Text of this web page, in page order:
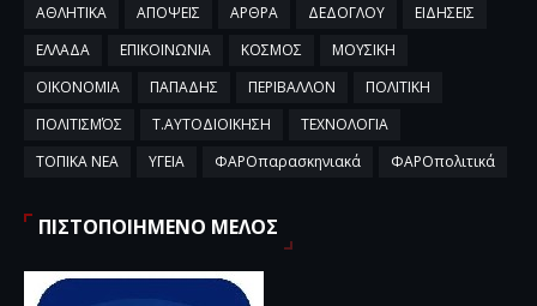
ΑΘΛΗΤΙΚΑ ΑΠΟΨΕΙΣ ΑΡΘΡΑ ΔΕΔΟΓΛΟΥ
ΕΙΔΗΣΕΙΣ
ΕΛΛΑΔΑ
ΕΠΙΚΟΙΝΩΝΙΑ ΚΟΣΜΟΣ
ΜΟΥΣΙΚΗ
ΟΙΚΟΝΟΜΙΑ
ΠΑΠΑΔΗΣ ΠΕΡΙΒΑΛΛΟΝ
ΠΟΛΙΤΙΚΗ
ΠΟΛΙΤΙΣΜΌΣ
Τ.ΑΥΤΟΔΙΟΙΚΗΣΗ
ΤΕΧΝΟΛΟΓΙΑ
ΤΟΠΙΚΑ ΝΕΑ
ΥΓΕΙΑ ΦΑΡΟπαρασκηνιακά ΦΑΡΟπολιτικά
ΠΙΣΤΟΠΟΙΗΜΕΝΟ ΜΕΛΟΣ